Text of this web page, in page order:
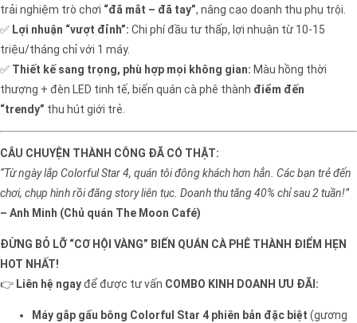
trải nghiệm trò chơi “đã mắt – đã tay”, nâng cao doanh thu phụ trội.
✅ Lợi nhuận “vượt đỉnh”: Chi phí đầu tư thấp, lợi nhuận từ 10-15
triệu/tháng chỉ với 1 máy.
✅ Thiết kế sang trọng, phù hợp mọi không gian: Màu hồng thời
thượng + đèn LED tinh tế, biến quán cà phê thành điểm đến
“trendy” thu hút giới trẻ.
CÂU CHUYỆN THÀNH CÔNG ĐÃ CÓ THẬT:
“Từ ngày lắp Colorful Star 4, quán tôi đông khách hơn hẳn. Các bạn trẻ đến
chơi, chụp hình rồi đăng story liên tục. Doanh thu tăng 40% chỉ sau 2 tuần!”
– Anh Minh (Chủ quán The Moon Café)
ĐỪNG BỎ LỠ “CƠ HỘI VÀNG” BIẾN QUÁN CÀ PHÊ THÀNH ĐIỂM HẸN
HOT NHẤT!
👉 Liên hệ ngayđể được tư vấn COMBO KINH DOANH ƯU ĐÃI:
Máy gắp gấu bông Colorful Star 4 phiên bản đặc biệt (gương